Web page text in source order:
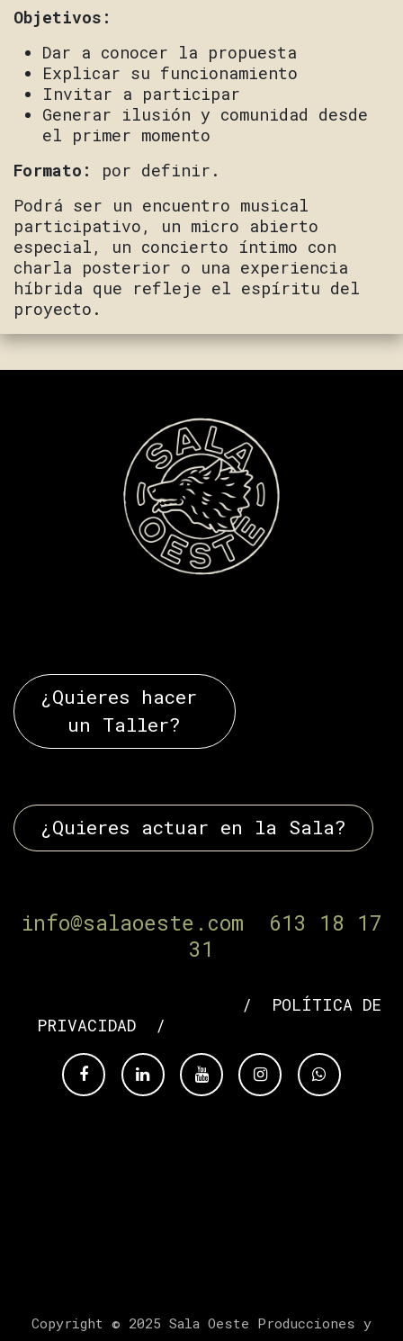
Objetivos:
Dar a conocer la propuesta
Explicar su funcionamiento
Invitar a participar
Generar ilusión y comunidad desde
el primer momento
Formato:
por definir.
Podrá ser un encuentro musical
participativo, un micro abierto
especial, un concierto íntimo con
charla posterior o una experiencia
híbrida que refleje el espíritu del
proyecto.
¿Quieres hacer
un Taller?
¿Quieres actuar en la Sala?
info@salaoeste.com
613 18 17
31
​/
POLÍTICA DE
PRIVACIDAD /
Copyright © 2025 Sala Oeste Producciones y